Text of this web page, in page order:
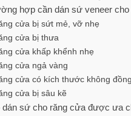
hợp cần dán sứ veneer
cửa bị sứt mẻ, vỡ nhẹ
cửa bị thưa
cửa khấp khểnh nhẹ
cửa ngả vàng
cửa có kích thước không
cửa bị sâu kẽ
dán sứ cho răng cửa được ưa